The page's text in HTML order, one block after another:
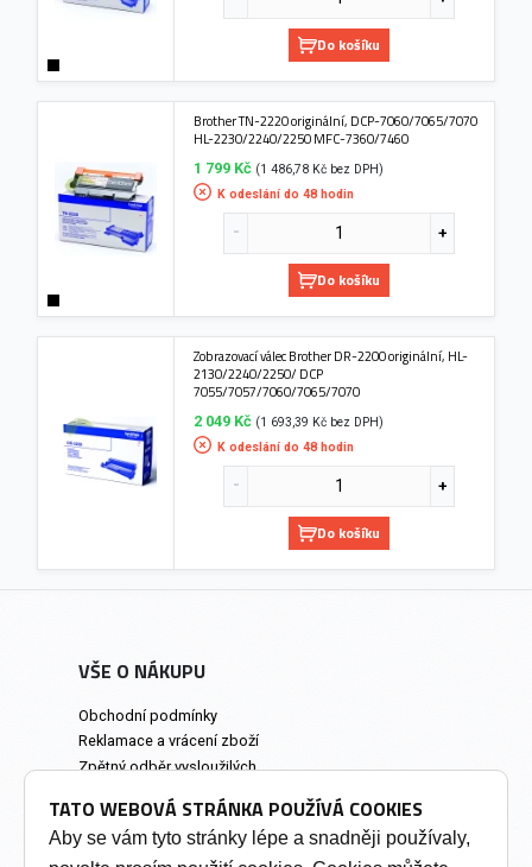
Do košíku
Brother TN-2220 originální, DCP-7060/7065/7070
HL-2230/2240/2250 MFC-7360/7460
1 799 Kč (1 486,78 Kč bez DPH)
K odeslání do 48 hodin
Do košíku
Zobrazovací válec Brother DR-2200 originální, HL-
2130/2240/2250/ DCP
7055/7057/7060/7065/7070
2 049 Kč (1 693,39 Kč bez DPH)
K odeslání do 48 hodin
Do košíku
VŠE O NÁKUPU
Obchodní podmínky
Reklamace a vrácení zboží
Zpětný odběr vysloužilých
Prodejna a osobní odběr
TATO WEBOVÁ STRÁNKA POUŽÍVÁ COOKIES
Aby se vám tyto stránky lépe a snadněji používaly,